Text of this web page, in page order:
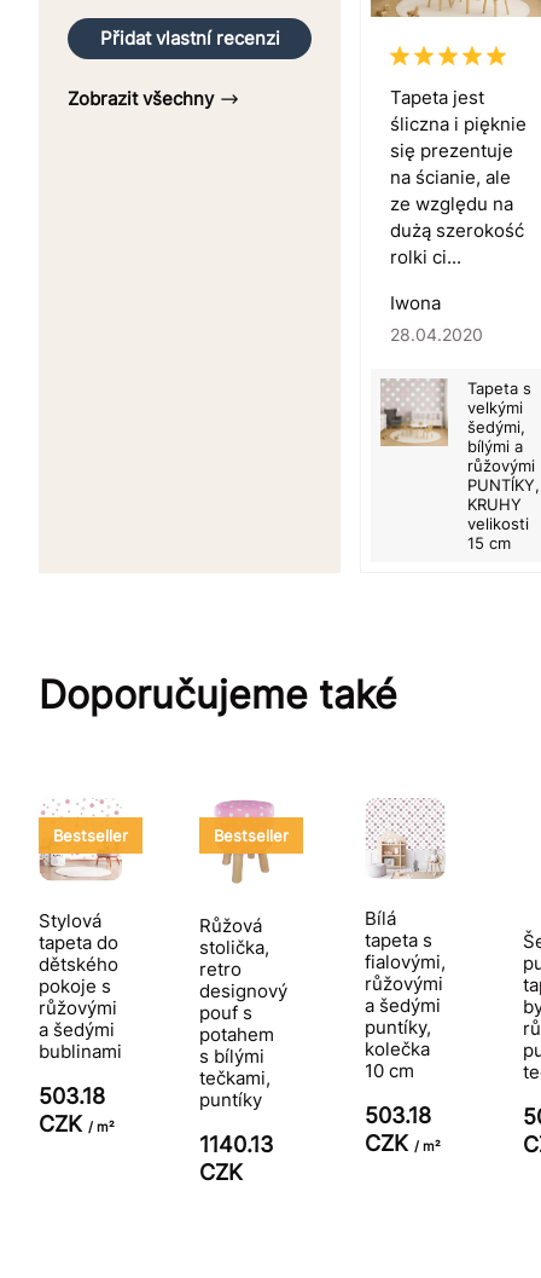
Přidat vlastní recenzi
Zobrazit všechny
Tapeta jest
śliczna i pięknie
się prezentuje
na ścianie, ale
ze względu na
dużą szerokość
rolki ci...
Iwona
28.04.2020
Tapeta s
velkými
šedými,
bílými a
růžovými
PUNTĺKY,
KRUHY
velikosti
15 cm
Doporučujeme také
Bestseller
Stylová
tapeta do
dětského
pokoje s
růžovými
a šedými
bublinami
503.18
CZK / m²
Bestseller
Růžová
stolička,
retro
designový
pouf s
potahem
s bílými
tečkami,
puntíky
1140.13
CZK
Bílá
tapeta s
fialovými,
růžovými
a šedými
puntíky,
kolečka
10 cm
503.18
CZK / m²